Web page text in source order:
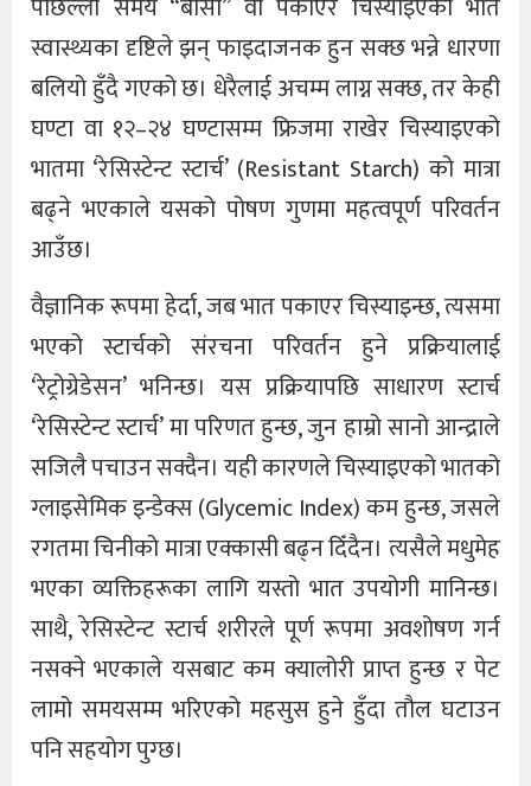
स्वास्थ्यका दृष्टिले झन् फाइदाजनक हुन सक्छ भन्ने धारणा
बलियो हुँदै गएको छ। धेरैलाई अचम्म लाग्न सक्छ, तर केही
घण्टा वा १२–२४ घण्टासम्म फ्रिजमा राखेर चिस्याइएको
भातमा ‘रेसिस्टेन्ट स्टार्च’ (Resistant Starch) को मात्रा
बढ्ने भएकाले यसको पोषण गुणमा महत्वपूर्ण परिवर्तन
आउँछ।
वैज्ञानिक रूपमा हेर्दा, जब भात पकाएर चिस्याइन्छ, त्यसमा
भएको स्टार्चको संरचना परिवर्तन हुने प्रक्रियालाई
‘रेट्रोग्रेडेसन’ भनिन्छ। यस प्रक्रियापछि साधारण स्टार्च
‘रेसिस्टेन्ट स्टार्च’ मा परिणत हुन्छ, जुन हाम्रो सानो आन्द्राले
सजिलै पचाउन सक्दैन। यही कारणले चिस्याइएको भातको
ग्लाइसेमिक इन्डेक्स (Glycemic Index) कम हुन्छ, जसले
रगतमा चिनीको मात्रा एक्कासी बढ्न दिँदैन। त्यसैले मधुमेह
भएका व्यक्तिहरूका लागि यस्तो भात उपयोगी मानिन्छ।
साथै, रेसिस्टेन्ट स्टार्च शरीरले पूर्ण रूपमा अवशोषण गर्न
नसक्ने भएकाले यसबाट कम क्यालोरी प्राप्त हुन्छ र पेट
लामो समयसम्म भरिएको महसुस हुने हुँदा तौल घटाउन
पनि सहयोग पुग्छ।